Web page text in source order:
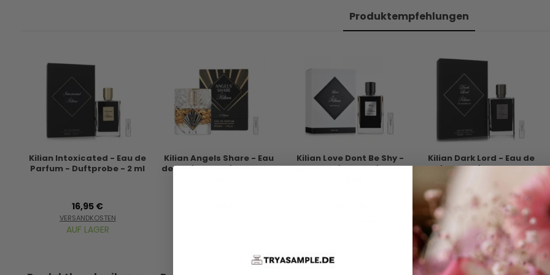
Produktempfehlungen
Kilian Intoxicated - Eau de
Parfum - Duftprobe - 2 ml
16,95 €
VERSANDKOSTEN
AUF LAGER
Kilian Angels Share - Eau
de Parfum - Duftprobe - 2
Kilian Love Dont Be Shy -
Eau de Parfum - Duftprobe
Kilian Dark Lord - Eau de
Parfum - Duftprobe - 2 ml
10,00 €
VERSANDKOSTEN
AUF LAGER